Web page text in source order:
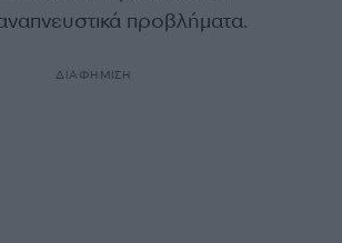
προβλήματα.
ΔΙΑΦΗΜΙΣΗ